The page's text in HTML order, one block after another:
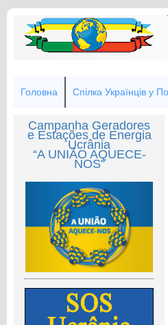
Головна Спілка Українців у
Campanha Geradores
e Estações de Energia
Ucrânia
“A UNIÃO AQUECE-
NOS”